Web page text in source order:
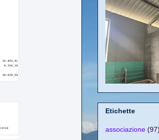
Etichette
associazione (97)